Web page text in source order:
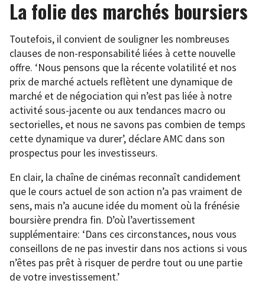
La folie des marchés boursiers
Toutefois, il convient de souligner les nombreuses
clauses de non-responsabilité liées à cette nouvelle
offre. ‘Nous pensons que la récente volatilité et nos
prix de marché actuels reflètent une dynamique de
marché et de négociation qui n’est pas liée à notre
activité sous-jacente ou aux tendances macro ou
sectorielles, et nous ne savons pas combien de temps
cette dynamique va durer’, déclare AMC dans son
prospectus pour les investisseurs.
En clair, la chaîne de cinémas reconnaît candidement
que le cours actuel de son action n’a pas vraiment de
sens, mais n’a aucune idée du moment où la frénésie
boursière prendra fin. D’où l’avertissement
supplémentaire: ‘Dans ces circonstances, nous vous
conseillons de ne pas investir dans nos actions si vous
n’êtes pas prêt à risquer de perdre tout ou une partie
de votre investissement.’